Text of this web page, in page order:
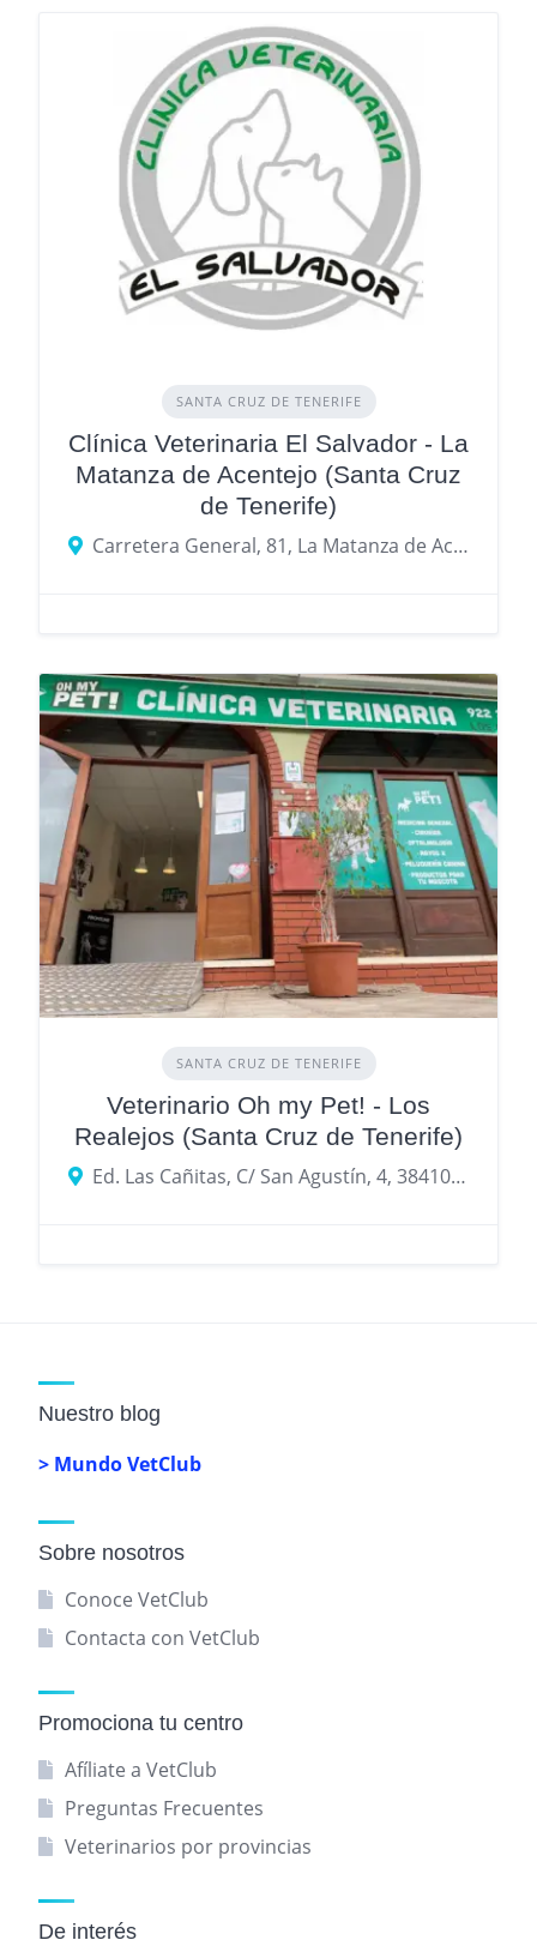
SANTA CRUZ DE TENERIFE
Clínica Veterinaria El Salvador - La
Matanza de Acentejo (Santa Cruz
de Tenerife)
Carretera General, 81, La Matanza de Acentejo
SANTA CRUZ DE TENERIFE
Veterinario Oh my Pet! - Los
Realejos (Santa Cruz de Tenerife)
Ed. Las Cañitas, C/ San Agustín, 4, 38410 Los Realejos, Santa Cruz de Tenerife
Nuestro blog
> Mundo VetClub
Sobre nosotros
Conoce VetClub
Contacta con VetClub
Promociona tu centro
Afíliate a VetClub
Preguntas Frecuentes
Veterinarios por provincias
De interés